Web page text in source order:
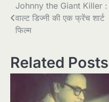
Post
navigation
Johnny the Giant Killer :
वाल्ट डिज्नी की एक फ्रेंच शार्ट
फिल्म
Related Posts